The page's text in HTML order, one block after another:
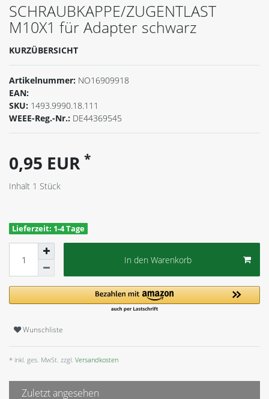
SCHRAUBKAPPE/ZUGENTLAST
M10X1 für Adapter schwarz
KURZÜBERSICHT
Artikelnummer: NO16909918
EAN:
SKU: 1493.9990.18.111
WEEE-Reg.-Nr.: DE44369545
0,95 EUR *
Inhalt 1 Stück
Lieferzeit: 1-4 Tage
In den Warenkorb
Wunschliste
* inkl. ges. MwSt. zzgl. Versandkosten
Zuletzt angesehen